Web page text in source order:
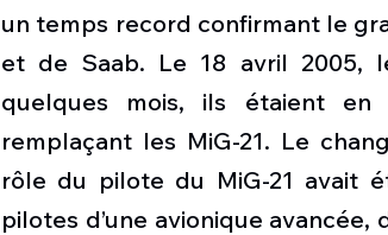
un temps record confirmant le
et de Saab. Le 18 avril 2005,
quelques mois, ils étaient en
remplaçant les MiG-21. Le
rôle du pilote du MiG-21 avait
pilotes d’une avionique